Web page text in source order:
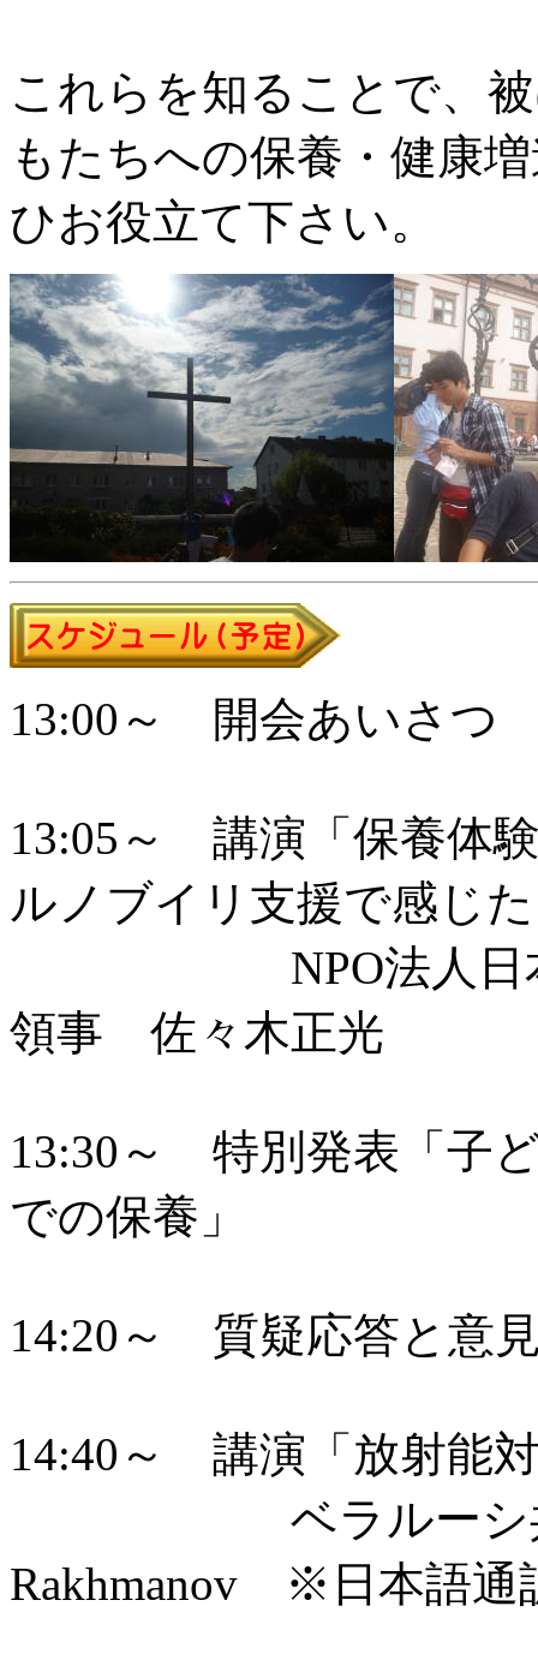
これらを知ることで、
もたちへの保養・健康
ひお役立て下さい。
13:00～ 開会あいさつ
13:05～ 講演「保養体
ルノブイリ支援で感じ
NPO法人日本ベ
領事 佐々木正光
13:30～ 特別発表「子
での保養」
14:20～ 質疑応答と意
14:40～ 講演「放射能
ベラルーシ共和
Rakhmanov ※日